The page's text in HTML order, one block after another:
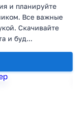
и планируйте
Все важные
Скачивайте
и буд...